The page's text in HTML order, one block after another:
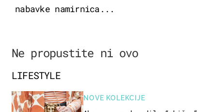
nabavke namirnica...
Ne propustite ni ovo
LIFESTYLE
NOVE KOLEKCIJE